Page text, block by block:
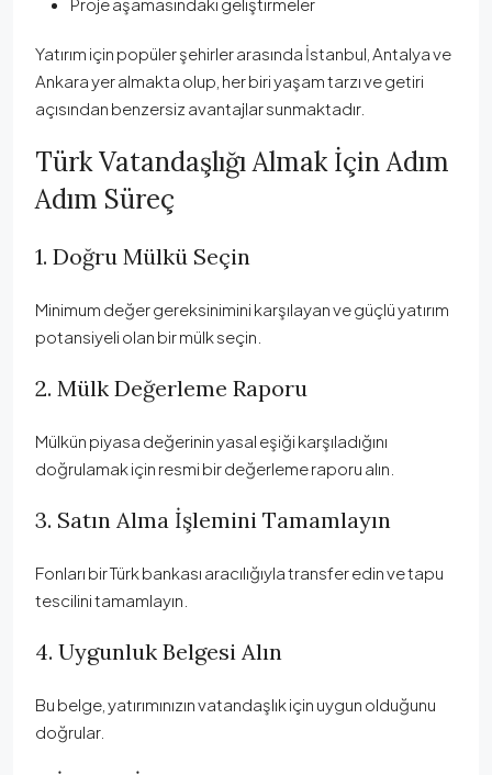
Yatırım için popüler şehirler arasında İstanbul, Antalya ve
Ankara yer almakta olup, her biri yaşam tarzı ve getiri
açısından benzersiz avantajlar sunmaktadır.
Türk Vatandaşlığı Almak İçin Adım
Adım Süreç
1. Doğru Mülkü Seçin
Minimum değer gereksinimini karşılayan ve güçlü yatırım
potansiyeli olan bir mülk seçin.
2. Mülk Değerleme Raporu
Mülkün piyasa değerinin yasal eşiği karşıladığını
doğrulamak için resmi bir değerleme raporu alın.
3. Satın Alma İşlemini Tamamlayın
Fonları bir Türk bankası aracılığıyla transfer edin ve tapu
tescilini tamamlayın.
4. Uygunluk Belgesi Alın
Bu belge, yatırımınızın vatandaşlık için uygun olduğunu
doğrular.